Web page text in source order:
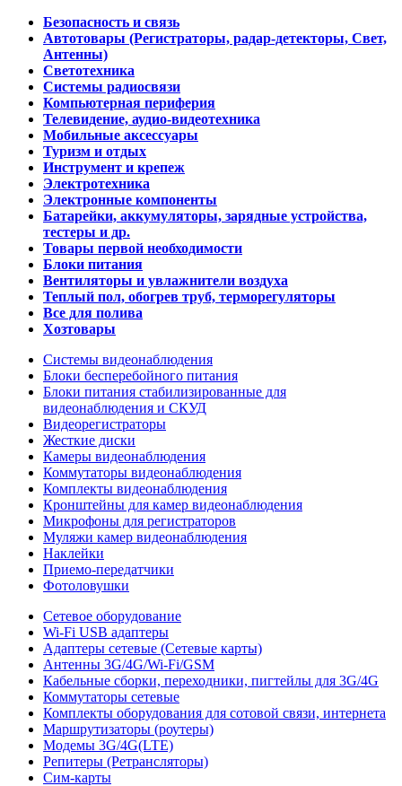
Безопасность и связь
Автотовары (Регистраторы, радар-детекторы, Свет,
Антенны)
Светотехника
Системы радиосвязи
Компьютерная периферия
Телевидение, аудио-видеотехника
Мобильные аксессуары
Туризм и отдых
Инструмент и крепеж
Электротехника
Электронные компоненты
Батарейки, аккумуляторы, зарядные устройства,
тестеры и др.
Товары первой необходимости
Блоки питания
Вентиляторы и увлажнители воздуха
Теплый пол, обогрев труб, терморегуляторы
Все для полива
Хозтовары
Системы видеонаблюдения
Блоки бесперебойного питания
Блоки питания стабилизированные для
видеонаблюдения и СКУД
Видеорегистраторы
Жесткие диски
Камеры видеонаблюдения
Коммутаторы видеонаблюдения
Комплекты видеонаблюдения
Кронштейны для камер видеонаблюдения
Микрофоны для регистраторов
Муляжи камер видеонаблюдения
Наклейки
Приемо-передатчики
Фотоловушки
Сетевое оборудование
Wi-Fi USB адаптеры
Адаптеры сетевые (Сетевые карты)
Антенны 3G/4G/Wi-Fi/GSM
Кабельные сборки, переходники, пигтейлы для 3G/4G
Коммутаторы сетевые
Комплекты оборудования для сотовой связи, интернета
Маршрутизаторы (роутеры)
Модемы 3G/4G(LTE)
Репитеры (Ретрансляторы)
Сим-карты